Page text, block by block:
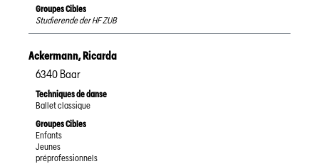
Groupes Cibles
Studierende der HF ZUB
Ackermann,Ricarda
6340 Baar
Techniques de danse
Ballet classique
Groupes Cibles
Enfants
Jeunes
préprofessionnels